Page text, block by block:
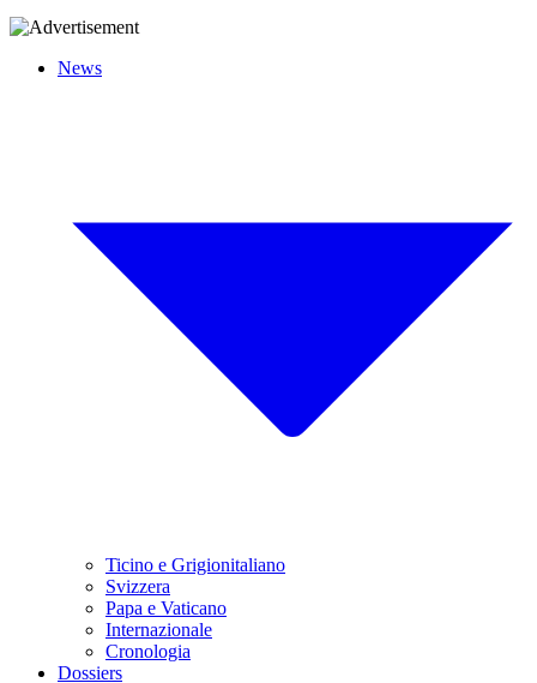
News
Ticino e Grigionitaliano
Svizzera
Papa e Vaticano
Internazionale
Cronologia
Dossiers